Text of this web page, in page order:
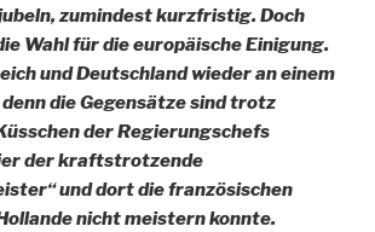
zumindest kurzfristig. Doch
Wahl für die europäische Einigung.
und Deutschland wieder an einem
die Gegensätze sind trotz
der Regierungschefs
der kraftstrotzende
und dort die französischen
nicht meistern konnte.